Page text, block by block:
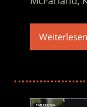
Weiterlesen